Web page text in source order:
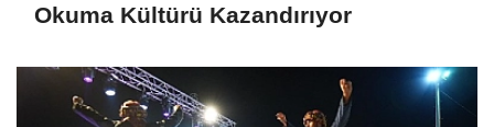
Okuma Kültürü Kazandırıyor